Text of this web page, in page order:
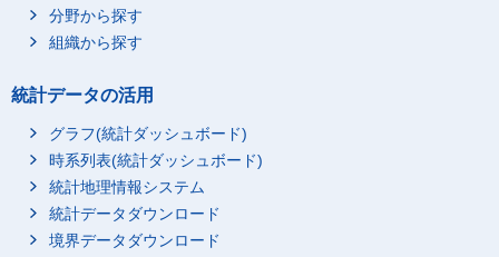
分野から探す
組織から探す
統計データの活用
グラフ(統計ダッシュボード)
時系列表(統計ダッシュボード)
統計地理情報システム
統計データダウンロード
境界データダウンロード